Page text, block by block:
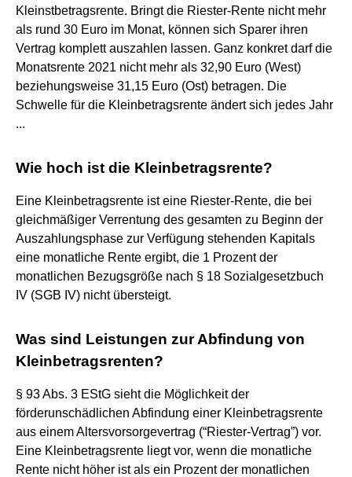
Kleinstbetragsrente. Bringt die Riester-Rente nicht mehr
als rund 30 Euro im Monat, können sich Sparer ihren
Vertrag komplett auszahlen lassen. Ganz konkret darf die
Monatsrente 2021 nicht mehr als 32,90 Euro (West)
beziehungsweise 31,15 Euro (Ost) betragen. Die
Schwelle für die Kleinbetragsrente ändert sich jedes Jahr
...
Wie hoch ist die Kleinbetragsrente?
Eine Kleinbetragsrente ist eine Riester-Rente, die bei
gleichmäßiger Verrentung des gesamten zu Beginn der
Auszahlungsphase zur Verfügung stehenden Kapitals
eine monatliche Rente ergibt, die 1 Prozent der
monatlichen Bezugsgröße nach § 18 Sozialgesetzbuch
IV (SGB IV) nicht übersteigt.
Was sind Leistungen zur Abfindung von
Kleinbetragsrenten?
§ 93 Abs. 3 EStG sieht die Möglichkeit der
förderunschädlichen Abfindung einer Kleinbetragsrente
aus einem Altersvorsorgevertrag (“Riester-Vertrag”) vor.
Eine Kleinbetragsrente liegt vor, wenn die monatliche
Rente nicht höher ist als ein Prozent der monatlichen